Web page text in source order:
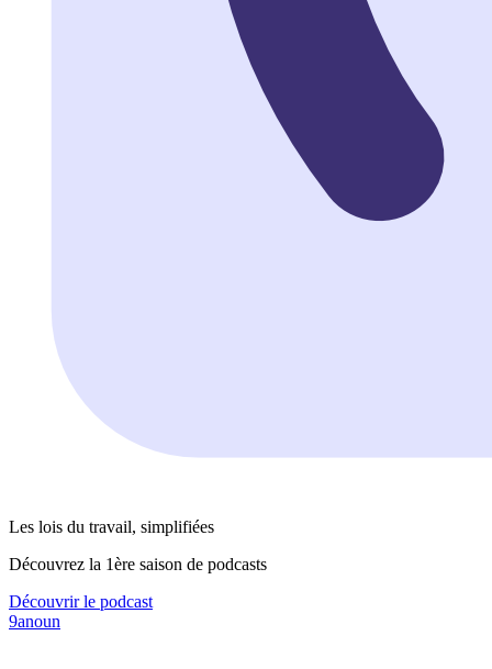
Les lois du travail, simplifiées
Découvrez la 1ère saison de podcasts
Découvrir le podcast
9anoun